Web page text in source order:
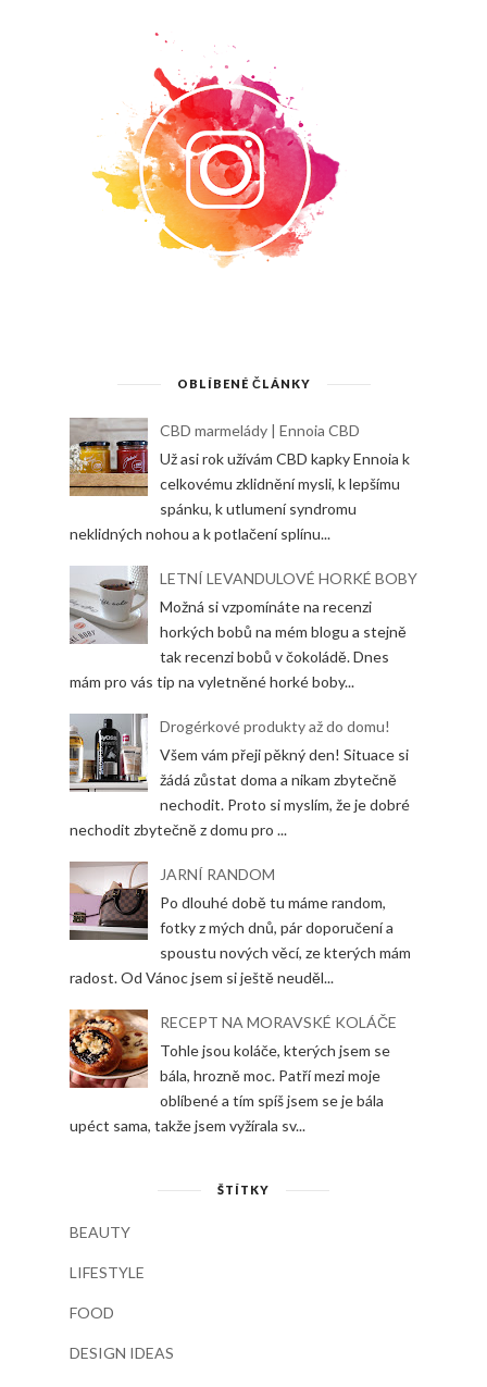
OBLÍBENÉ ČLÁNKY
CBD marmelády | Ennoia CBD
Už asi rok užívám CBD kapky Ennoia k
celkovému zklidnění mysli, k lepšímu
spánku, k utlumení syndromu
neklidných nohou a k potlačení splínu...
LETNÍ LEVANDULOVÉ HORKÉ BOBY
Možná si vzpomínáte na recenzi
horkých bobů na mém blogu a stejně
tak recenzi bobů v čokoládě. Dnes
mám pro vás tip na vyletněné horké boby...
Drogérkové produkty až do domu!
Všem vám přeji pěkný den! Situace si
žádá zůstat doma a nikam zbytečně
nechodit. Proto si myslím, že je dobré
nechodit zbytečně z domu pro ...
JARNÍ RANDOM
Po dlouhé době tu máme random,
fotky z mých dnů, pár doporučení a
spoustu nových věcí, ze kterých mám
radost. Od Vánoc jsem si ještě neuděl...
RECEPT NA MORAVSKÉ KOLÁČE
Tohle jsou koláče, kterých jsem se
bála, hrozně moc. Patří mezi moje
oblíbené a tím spíš jsem se je bála
upéct sama, takže jsem vyžírala sv...
ŠTÍTKY
BEAUTY
LIFESTYLE
FOOD
DESIGN IDEAS